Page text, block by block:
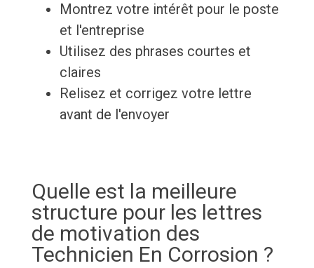
Montrez votre intérêt pour le poste
et l'entreprise
Utilisez des phrases courtes et
claires
Relisez et corrigez votre lettre
avant de l'envoyer
Quelle est la meilleure
structure pour les lettres
de motivation des
Technicien En Corrosion ?